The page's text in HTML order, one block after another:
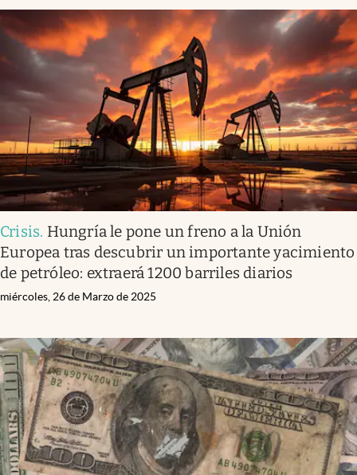
Crisis. Hungría le pone un freno a la Unión
Europea tras descubrir un importante yacimiento
de petróleo: extraerá 1200 barriles diarios
miércoles, 26 de Marzo de 2025